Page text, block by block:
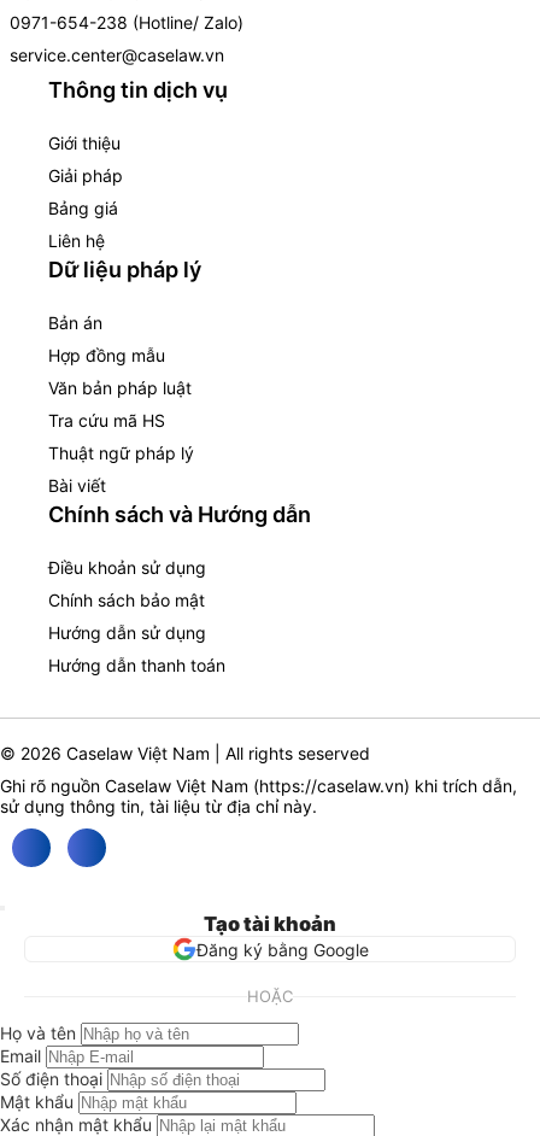
0971-654-238 (Hotline/ Zalo)
service.center@caselaw.vn
Thông tin dịch vụ
Giới thiệu
Giải pháp
Bảng giá
Liên hệ
Dữ liệu pháp lý
Bản án
Hợp đồng mẫu
Văn bản pháp luật
Tra cứu mã HS
Thuật ngữ pháp lý
Bài viết
Chính sách và Hướng dẫn
Điều khoản sử dụng
Chính sách bảo mật
Hướng dẫn sử dụng
Hướng dẫn thanh toán
© 2026 Caselaw Việt Nam | All rights seserved
Ghi rõ nguồn Caselaw Việt Nam (https://caselaw.vn) khi trích dẫn,
sử dụng thông tin, tài liệu từ địa chỉ này.
Tạo tài khoản
Đăng ký bằng Google
HOẶC
Họ và tên
Email
Số điện thoại
Mật khẩu
Xác nhận mật khẩu